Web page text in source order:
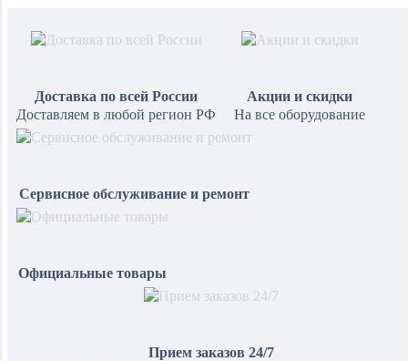
Доставка по всей России
Доставляем в любой регион РФ
Акции и скидки
На все оборудование
Сервисное обслуживание и ремонт
Официальные товары
Прием заказов 24/7